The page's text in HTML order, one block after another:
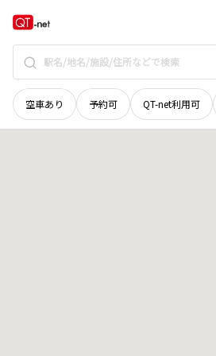
空車あり 予約可 QT-net利用可
奈良県